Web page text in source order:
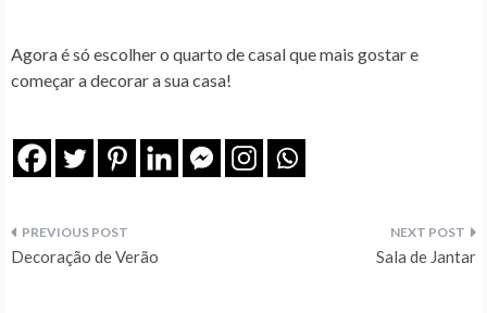
Agora é só escolher o quarto de casal que mais gostar e
começar a decorar a sua casa!
Navegação
Decoração de Verão Sala de Jantar